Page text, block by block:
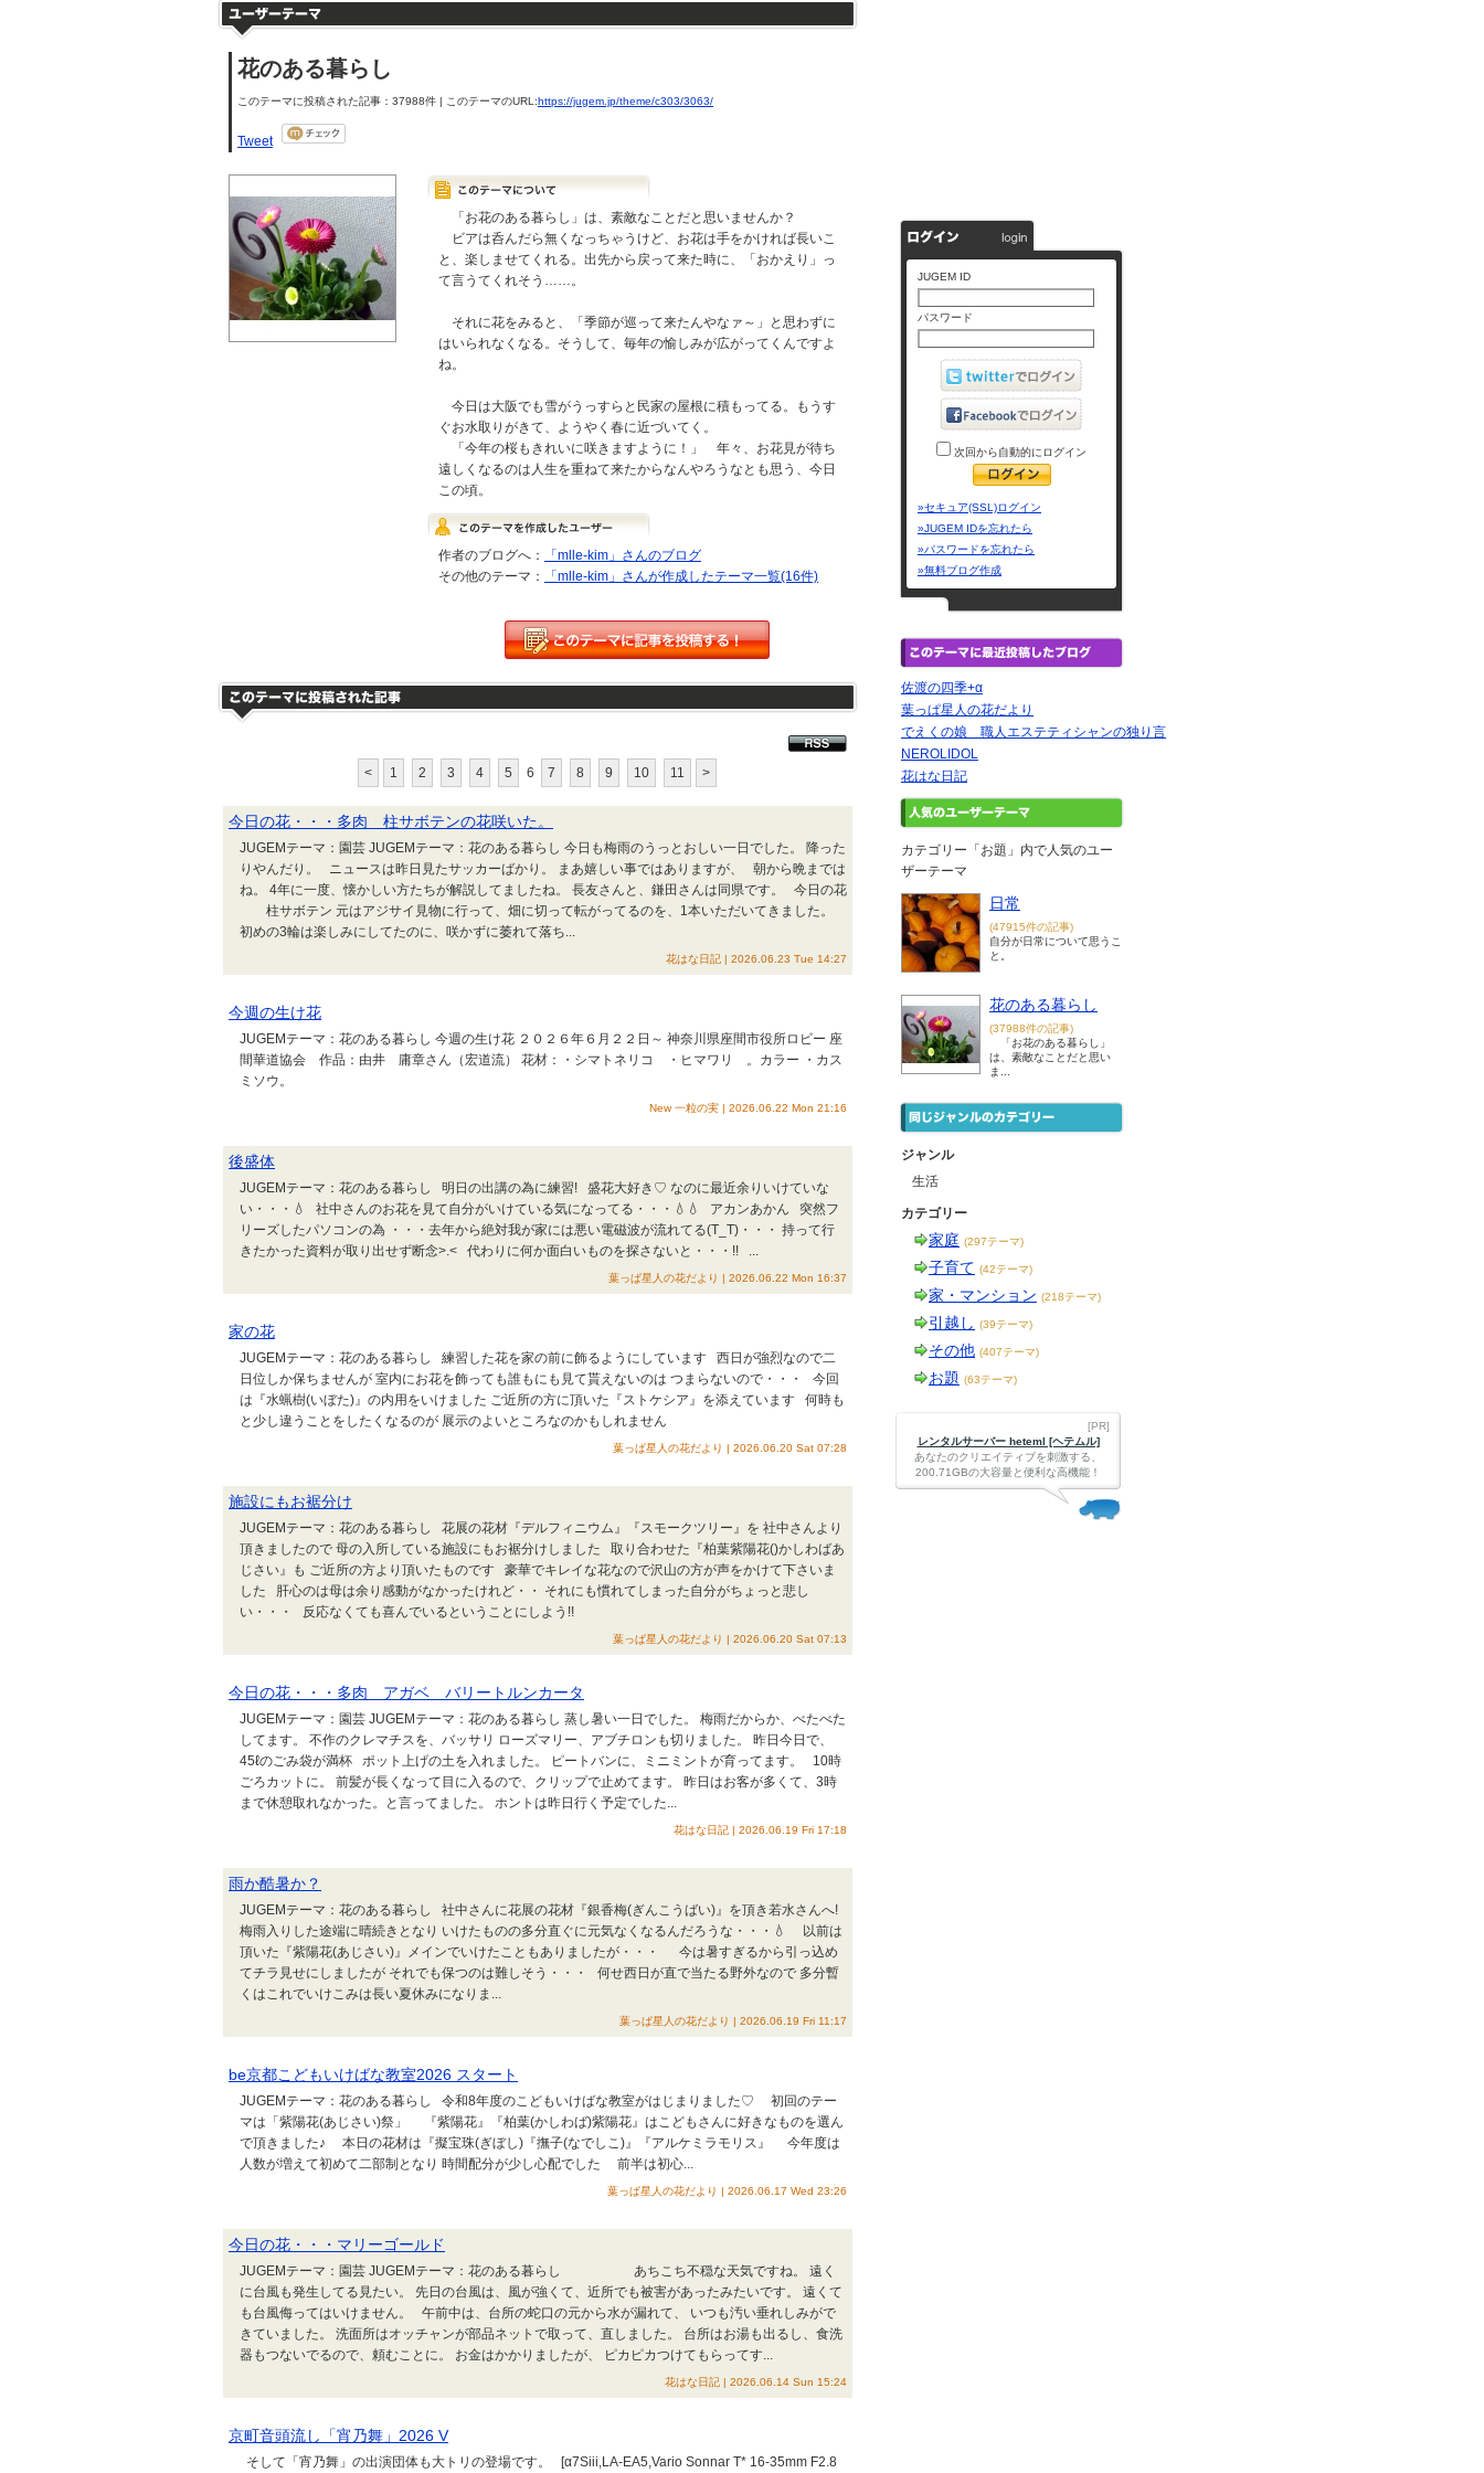
花のある暮らし
このテーマに投稿された記事：37988件 | このテーマのURL:https://jugem.jp/theme/c303/3063/
Tweet
「お花のある暮らし」は、素敵なことだと思いませんか？
ビアは呑んだら無くなっちゃうけど、お花は手をかければ長いこ
と、楽しませてくれる。出先から戻って来た時に、「おかえり」っ
て言うてくれそう……。
それに花をみると、「季節が巡って来たんやなァ～」と思わずに
はいられなくなる。そうして、毎年の愉しみが広がってくんですよ
ね。
今日は大阪でも雪がうっすらと民家の屋根に積もってる。もうす
ぐお水取りがきて、ようやく春に近づいてく。
「今年の桜もきれいに咲きますように！」 年々、お花見が待ち
遠しくなるのは人生を重ねて来たからなんやろうなとも思う、今日
この頃。
作者のブログへ：
「mlle-kim」さんのブログ
その他のテーマ：
「mlle-kim」さんが作成したテーマ一覧(16件)
< 1 2 3 4 5 6 7 8 9 10 11 >
今日の花・・・多肉 柱サボテンの花咲いた。
JUGEMテーマ：園芸 JUGEMテーマ：花のある暮らし 今日も梅雨のうっとおしい一日でした。 降った
りやんだり。 ニュースは昨日見たサッカーばかり。 まあ嬉しい事ではありますが、 朝から晩までは
ね。 4年に一度、懐かしい方たちが解説してましたね。 長友さんと、鎌田さんは同県です。 今日の花
柱サボテン 元はアジサイ見物に行って、畑に切って転がってるのを、1本いただいてきました。
初めの3輪は楽しみにしてたのに、咲かずに萎れて落ち...
花はな日記 | 2026.06.23 Tue 14:27
今週の生け花
JUGEMテーマ：花のある暮らし 今週の生け花 ２０２６年６月２２日～ 神奈川県座間市役所ロビー 座
間華道協会 作品：由井 庸章さん（宏道流） 花材：・シマトネリコ ・ヒマワリ 。カラー ・カス
ミソウ。
New 一粒の実 | 2026.06.22 Mon 21:16
後盛体
JUGEMテーマ：花のある暮らし 明日の出講の為に練習! 盛花大好き♡ なのに最近余りいけていな
い・・・💧 社中さんのお花を見て自分がいけている気になってる・・・💧💧 アカンあかん 突然フ
リーズしたパソコンの為 ・・・去年から絶対我が家には悪い電磁波が流れてる(T_T)・・・ 持って行
きたかった資料が取り出せず断念>⁠.⁠< 代わりに何か面白いものを探さないと・・・!! ...
葉っぱ星人の花だより | 2026.06.22 Mon 16:37
家の花
JUGEMテーマ：花のある暮らし 練習した花を家の前に飾るようにしています 西日が強烈なので二
日位しか保ちませんが 室内にお花を飾っても誰もにも見て貰えないのは つまらないので・・・ 今回
は『水蝋樹(いぼた)』の内用をいけました ご近所の方に頂いた『ストケシア』を添えています 何時も
と少し違うことをしたくなるのが 展示のよいところなのかもしれません
葉っぱ星人の花だより | 2026.06.20 Sat 07:28
施設にもお裾分け
JUGEMテーマ：花のある暮らし 花展の花材『デルフィニウム』『スモークツリー』を 社中さんより
頂きましたので 母の入所している施設にもお裾分けしました 取り合わせた『柏葉紫陽花()かしわばあ
じさい』も ご近所の方より頂いたものです 豪華でキレイな花なので沢山の方が声をかけて下さいま
した 肝心のは母は余り感動がなかったけれど・・ それにも慣れてしまった自分がちょっと悲し
い・・・ 反応なくても喜んでいるということにしよう!!
葉っぱ星人の花だより | 2026.06.20 Sat 07:13
今日の花・・・多肉 アガベ バリートルンカータ
JUGEMテーマ：園芸 JUGEMテーマ：花のある暮らし 蒸し暑い一日でした。 梅雨だからか、べたべた
してます。 不作のクレマチスを、バッサリ ローズマリー、アブチロンも切りました。 昨日今日で、
45ℓのごみ袋が満杯 ポット上げの土を入れました。 ピートバンに、ミニミントが育ってます。 10時
ごろカットに。 前髪が長くなって目に入るので、クリップで止めてます。 昨日はお客が多くて、3時
まで休憩取れなかった。と言ってました。 ホントは昨日行く予定でした...
花はな日記 | 2026.06.19 Fri 17:18
雨か酷暑か？
JUGEMテーマ：花のある暮らし 社中さんに花展の花材『銀香梅(ぎんこうばい)』を頂き若水さんへ!
梅雨入りした途端に晴続きとなり いけたものの多分直ぐに元気なくなるんだろうな・・・💧 以前は
頂いた『紫陽花(あじさい)』メインでいけたこともありましたが・・・ 今は暑すぎるから引っ込め
てチラ見せにしましたが それでも保つのは難しそう・・・ 何せ西日が直で当たる野外なので 多分暫
くはこれでいけこみは長い夏休みになりま...
葉っぱ星人の花だより | 2026.06.19 Fri 11:17
be京都こどもいけばな教室2026 スタート
JUGEMテーマ：花のある暮らし 令和8年度のこどもいけばな教室がはじまりました♡ 初回のテー
マは「紫陽花(あじさい)祭」 『紫陽花』『柏葉(かしわば)紫陽花』はこどもさんに好きなものを選ん
で頂きました♪ 本日の花材は『擬宝珠(ぎぼし)『撫子(なでしこ)』『アルケミラモリス』 今年度は
人数が増えて初めて二部制となり 時間配分が少し心配でした 前半は初心...
葉っぱ星人の花だより | 2026.06.17 Wed 23:26
今日の花・・・マリーゴールド
JUGEMテーマ：園芸 JUGEMテーマ：花のある暮らし あちこち不穏な天気ですね。 遠く
に台風も発生してる見たい。 先日の台風は、風が強くて、近所でも被害があったみたいです。 遠くて
も台風侮ってはいけません。 午前中は、台所の蛇口の元から水が漏れて、 いつも汚い垂れしみがで
きていました。 洗面所はオッチャンが部品ネットで取って、直しました。 台所はお湯も出るし、食洗
器もつないでるので、頼むことに。 お金はかかりましたが、 ピカピカつけてもらってす...
花はな日記 | 2026.06.14 Sun 15:24
京町音頭流し「宵乃舞」2026 V
そして「宵乃舞」の出演団体も大トリの登場です。 [α7Siii,LA-EA5,Vario Sonnar T* 16-35mm F2.8
JUGEM ID
パスワード
次回から自動的にログイン
»セキュア(SSL)ログイン
»JUGEM IDを忘れたら
»パスワードを忘れたら
»無料ブログ作成
佐渡の四季+α
葉っぱ星人の花だより
でえくの娘 職人エステティシャンの独り言
NEROLIDOL
花はな日記
カテゴリー「お題」内で人気のユー
ザーテーマ
日常
(47915件の記事)
自分が日常について思うこ
と。
花のある暮らし
(37988件の記事)
「お花のある暮らし」
は、素敵なことだと思い
ま...
ジャンル
生活
カテゴリー
家庭 (297テーマ)
子育て (42テーマ)
家・マンション (218テーマ)
引越し (39テーマ)
その他 (407テーマ)
お題 (63テーマ)
[PR]
レンタルサーバー heteml [ヘテムル]
あなたのクリエイティブを刺激する、
200.71GBの大容量と便利な高機能！